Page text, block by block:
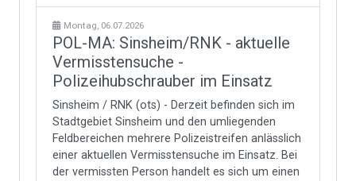
Montag, 06.07.2026
POL-MA: Sinsheim/RNK - aktuelle
Vermisstensuche -
Polizeihubschrauber im Einsatz
Sinsheim / RNK (ots) - Derzeit befinden sich im
Stadtgebiet Sinsheim und den umliegenden
Feldbereichen mehrere Polizeistreifen anlässlich
einer aktuellen Vermisstensuche im Einsatz. Bei
der vermissten Person handelt es sich um einen